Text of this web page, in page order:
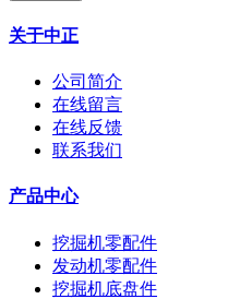
关于中正
公司简介
在线留言
在线反馈
联系我们
产品中心
挖掘机零配件
发动机零配件
挖掘机底盘件